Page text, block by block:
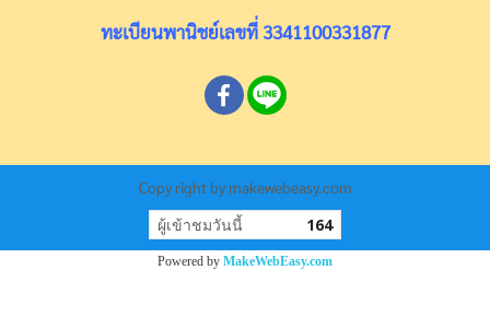
ทะเบียนพานิชย์เลขที่ 3341100331877
Copy right by makewebeasy.com
ผู้เข้าชมวันนี้ 164
Powered by MakeWebEasy.com